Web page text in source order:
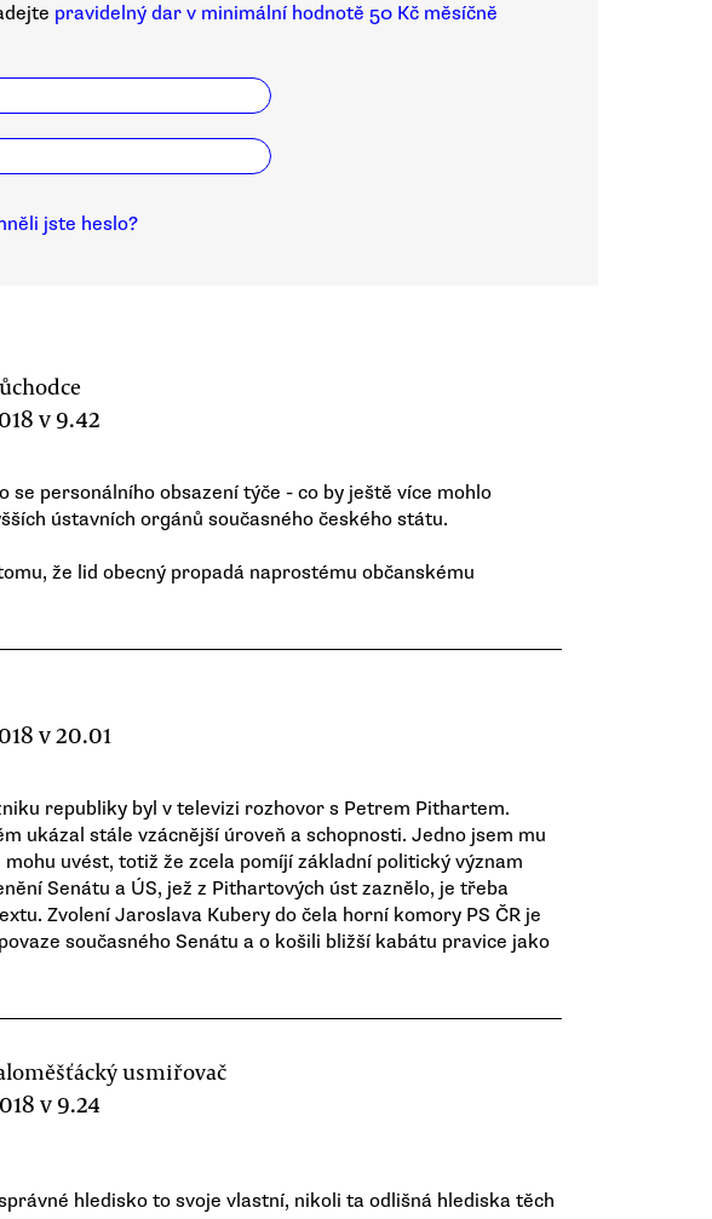
pravidelný dar v minimální hodnotě 50 Kč měsíčně
jste heslo?
v 9.42
se personálního obsazení týče - co by ještě více mohlo
ústavních orgánů současného českého státu.
že lid obecný propadá naprostému občanskému
v 20.01
republiky byl v televizi rozhovor s Petrem Pithartem.
ukázal stále vzácnější úroveň a schopnosti. Jedno jsem mu
uvést, totiž že zcela pomíjí základní politický význam
Senátu a ÚS, jež z Pithartových úst zaznělo, je třeba
Zvolení Jaroslava Kubery do čela horní komory PS ČR je
současného Senátu a o košili bližší kabátu pravice jako
usmiřovač
v 9.24
hledisko to svoje vlastní, nikoli ta odlišná hlediska těch